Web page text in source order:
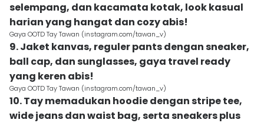
selempang, dan kacamata kotak, look kasual
harian yang hangat dan cozy abis!
Gaya OOTD Tay Tawan (instagram.com/tawan_v)
9. Jaket kanvas, reguler pants dengan sneaker,
ball cap, dan sunglasses, gaya travel ready
yang keren abis!
Gaya OOTD Tay Tawan (instagram.com/tawan_v)
10. Tay memadukan hoodie dengan stripe tee,
wide jeans dan waist bag, serta sneakers plus